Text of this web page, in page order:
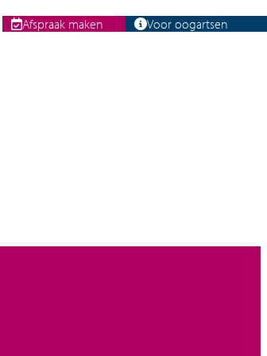
Afspraak maken Voor oogartsen